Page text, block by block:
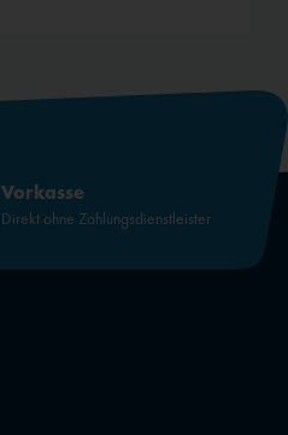
Vorkasse
Direkt ohne Zahlungsdienstleister